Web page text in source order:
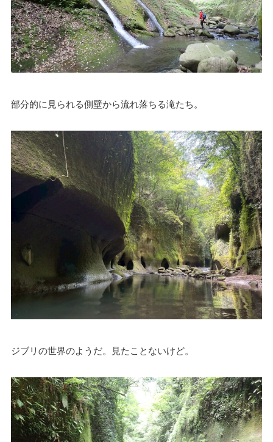
部分的に見られる側壁から流れ落ちる滝たち。
ジブリの世界のようだ。見たことないけど。